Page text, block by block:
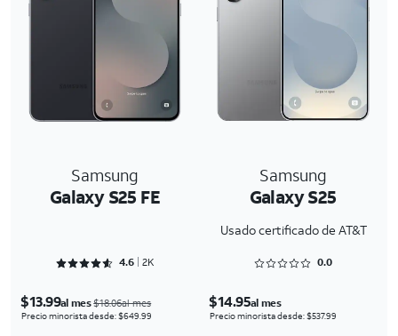
Samsung
Galaxy S25 FE
Samsung
Galaxy S25
Usado certificado de AT&T
Rated 4.6284 out of 5
4.6 2K Rated 0 out of 5
0.0
$13.99al mes$18.06al mes
Precio minorista desde: $649.99
$14.95al mes
Precio minorista desde: $537.99